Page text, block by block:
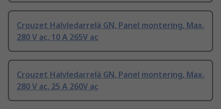
Crouzet Halvledarrelä GN, Panel montering, Max.
280 V ac, 10 A 265V ac
Crouzet Halvledarrelä GN, Panel montering, Max.
280 V ac, 25 A 260V ac